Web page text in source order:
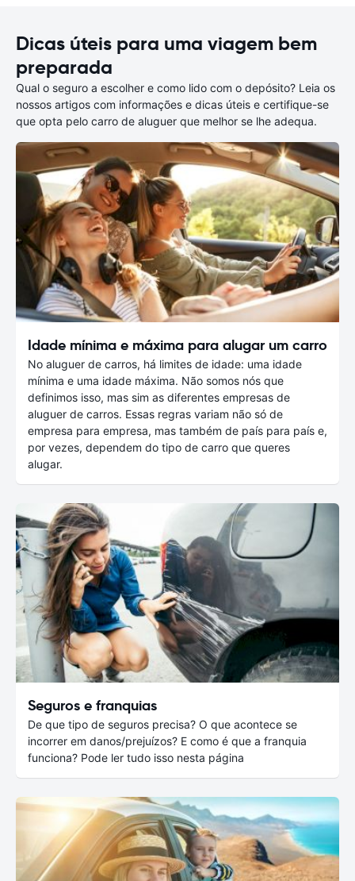
Dicas úteis para uma viagem bem
preparada
Qual o seguro a escolher e como lido com o depósito? Leia os
nossos artigos com informações e dicas úteis e certifique-se
que opta pelo carro de aluguer que melhor se lhe adequa.
Idade mínima e máxima para alugar um carro
No aluguer de carros, há limites de idade: uma idade
mínima e uma idade máxima. Não somos nós que
definimos isso, mas sim as diferentes empresas de
aluguer de carros. Essas regras variam não só de
empresa para empresa, mas também de país para país e,
por vezes, dependem do tipo de carro que queres
alugar.
Seguros e franquias
De que tipo de seguros precisa? O que acontece se
incorrer em danos/prejuízos? E como é que a franquia
funciona? Pode ler tudo isso nesta página